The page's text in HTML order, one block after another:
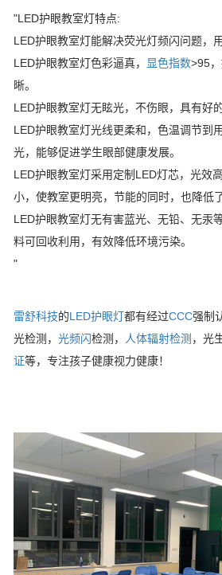
"LED护眼教室灯特点:
LED护眼教室灯能解决荧光灯频闪问题，
LED护眼教室灯色彩逼真，
显色指数>95
晰。
LED护眼教室灯无眩光，不伤眼，具有好
LED护眼教室灯光线更柔和，色温调节到
光，能够促进学生眼部健康发展。
LED护眼教室灯采用定制LED灯芯，光效
小，使教室更明亮，节能的同时，也降低
LED护眼教室灯无有害蓝光、无铅、无汞
料可回收利用，有效降低环境污染。
"
雷舒科技的LED护眼灯都有经过CCC强制
光检测， 光频闪检测， 人体辐射检测 ，光
证等，专注孩子健康视力健康！